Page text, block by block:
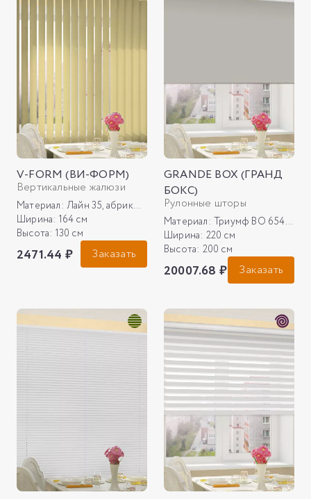
V-FORM (ВИ-ФОРМ)
Вертикальные жалюзи
Материал: Лайн 35, абрикос New
Ширина: 164 см
Высота: 130 см
2471.44 ₽ Заказать
GRANDE BOX (ГРАНД
БОКС)
Рулонные шторы
Материал: Триумф ВО 6544, бежевый
Ширина: 220 см
Высота: 200 см
20007.68 ₽ Заказать